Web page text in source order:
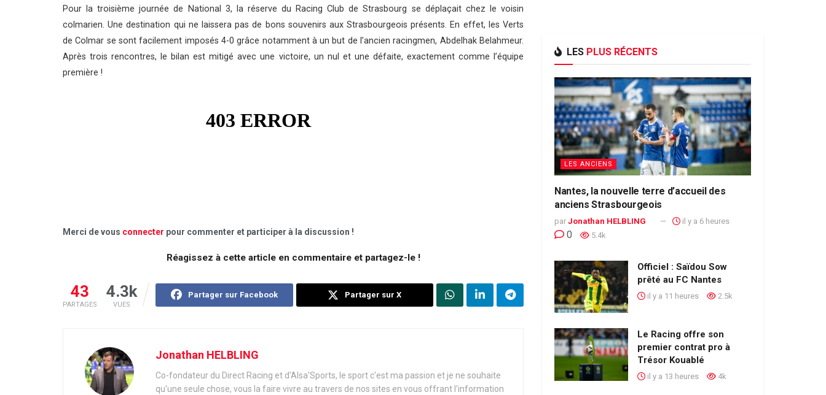
Pour la troisième journée de National 3, la réserve du Racing Club de Strasbourg se déplaçait chez le voisin
colmarien. Une destination qui ne laissera pas de bons souvenirs aux Strasbourgeois présents. En effet, les Verts
de Colmar se sont facilement imposés 4-0 grâce notamment à un but de l’ancien racingmen, Abdelhak Belahmeur.
Après trois rencontres, le bilan est mitigé avec une victoire, un nul et une défaite, exactement comme l’équipe
première !
Merci de vous connecter pour commenter et participer à la discussion !
Réagissez à cette article en commentaire et partagez-le !
43
PARTAGES
4.3k
VUES
Partager sur Facebook Partager sur X
Jonathan HELBLING
Co-fondateur du Direct Racing et d'Alsa'Sports, le sport c'est ma passion et je ne souhaite
qu'une seule chose, vous la faire vivre au travers de nos sites en vous offrant l'information
LES PLUS RÉCENTS
LES ANCIENS
Nantes, la nouvelle terre d’accueil des
anciens Strasbourgeois
par Jonathan HELBLING il y a 6 heures
0 5.4k
Officiel : Saïdou Sow
prêté au FC Nantes
il y a 11 heures 2.5k
Le Racing offre son
premier contrat pro à
Trésor Kouablé
il y a 13 heures 4k